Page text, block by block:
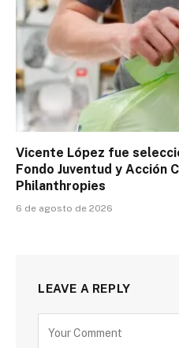
Vicente López fue
Fondo Juventud y Acción
Philanthropies
6 de agosto de 2026
LEAVE A REPLY